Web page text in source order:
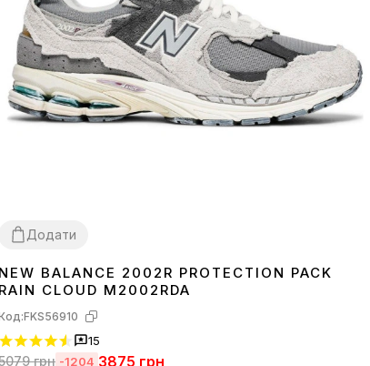
Додати
3637 3839404142 43 44
NEW BALANCE 2002R PROTECTION PACK
RAIN CLOUD M2002RDA
FKS56910
15
грн -1204 3875 грн